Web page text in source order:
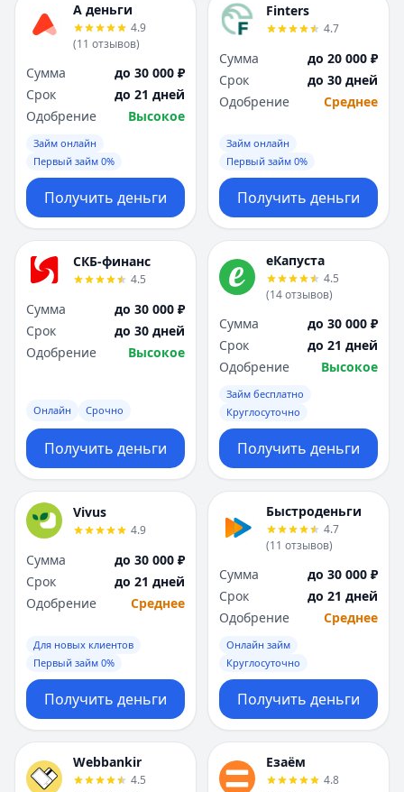
А деньги
4.9
(11 отзывов)
Сумма
до 30 000 ₽
Срок
до 21 дней
Одобрение
Высокое
Займ онлайн
Первый займ 0%
Получить деньги
Finters
4.7
Сумма
до 20 000 ₽
Срок
до 30 дней
Одобрение
Среднее
Займ онлайн
Первый займ 0%
Получить деньги
СКБ-финанс
4.5
Сумма
до 30 000 ₽
Срок
до 30 дней
Одобрение
Высокое
Онлайн Срочно
Получить деньги
еКапуста
4.5
(14отзывов)
Сумма
до 30 000 ₽
Срок
до 21 дней
Одобрение
Высокое
Займ бесплатно
Круглосуточно
Получить деньги
Vivus
4.9
Сумма
до 30 000 ₽
Срок
до 21 дней
Одобрение
Среднее
Для новых клиентов
Первый займ 0%
Получить деньги
Быстроденьги
4.7
(11 отзывов)
Сумма
до 30 000 ₽
Срок
до 21 дней
Одобрение
Среднее
Онлайн займ
Круглосуточно
Получить деньги
Webbankir
4.5
Езаём
4.8